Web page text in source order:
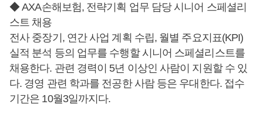
◆ AXA손해보험, 전략기획 업무 담당 시니어 스페셜리
스트 채용
전사 중장기, 연간 사업 계획 수립, 월별 주요지표(KPI)
실적 분석 등의 업무를 수행할 시니어 스페셜리스트를
채용한다. 관련 경력이 5년 이상인 사람이 지원할 수 있
다. 경영 관련 학과를 전공한 사람 등은 우대한다. 접수
기간은 10월3일까지다.